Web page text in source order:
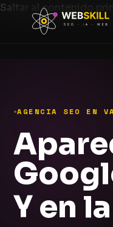
Saltar al contenido
AGENCIA SEO EN
Y en la